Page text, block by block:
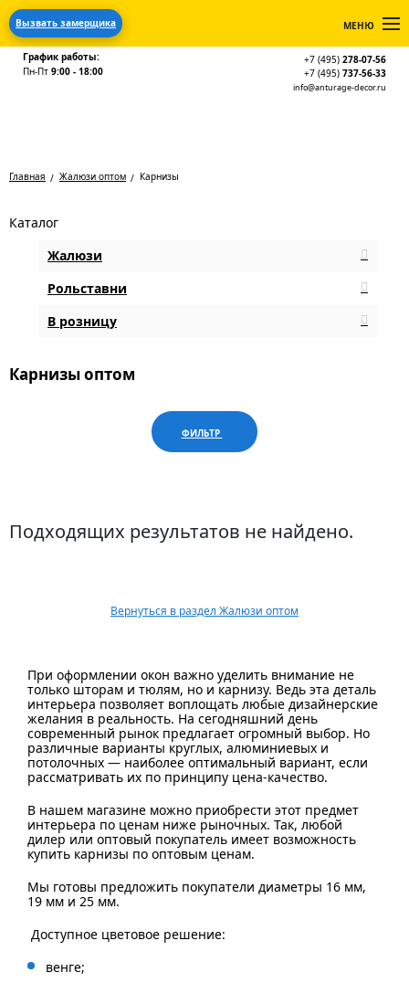
Вызвать замерщика МЕНЮ
График работы:
Пн-Пт 9:00 - 18:00
+7 (495) 278-07-56
+7 (495) 737-56-33
info@anturage-decor.ru
Главная Жалюзи оптом Карнизы
Каталог
Жалюзи
Рольставни
В розницу
Карнизы оптом
ФИЛЬТР
Подходящих результатов не найдено.
Вернуться в раздел Жалюзи оптом
При оформлении окон важно уделить внимание не
только шторам и тюлям, но и карнизу. Ведь эта деталь
интерьера позволяет воплощать любые дизайнерские
желания в реальность. На сегодняшний день
современный рынок предлагает огромный выбор. Но
различные варианты круглых, алюминиевых и
потолочных — наиболее оптимальный вариант, если
рассматривать их по принципу цена-качество.
В нашем магазине можно приобрести этот предмет
интерьера по ценам ниже рыночных. Так, любой
дилер или оптовый покупатель имеет возможность
купить карнизы по оптовым ценам.
Мы готовы предложить покупатели диаметры 16 мм,
19 мм и 25 мм.
Доступное цветовое решение:
венге;